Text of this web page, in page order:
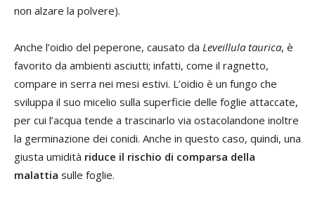
non alzare la polvere).
Anche l’oidio del peperone, causato da Leveillula taurica, è
favorito da ambienti asciutti; infatti, come il ragnetto,
compare in serra nei mesi estivi. L’oidio è un fungo che
sviluppa il suo micelio sulla superficie delle foglie attaccate,
per cui l’acqua tende a trascinarlo via ostacolandone inoltre
la germinazione dei conidi. Anche in questo caso, quindi, una
giusta umidità riduce il rischio di comparsa della
malattia sulle foglie.